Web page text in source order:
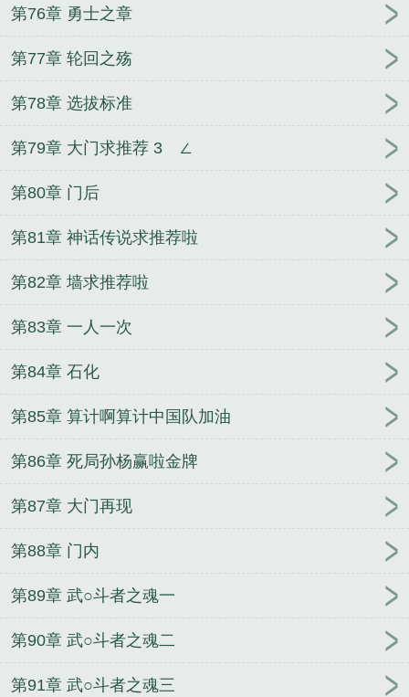
第76章 勇士之章
第77章 轮回之殇
第78章 选拔标准
第79章 大门求推荐 3ゝ∠
第80章 门后
第81章 神话传说求推荐啦
第82章 墙求推荐啦
第83章 一人一次
第84章 石化
第85章 算计啊算计中国队加油
第86章 死局孙杨赢啦金牌
第87章 大门再现
第88章 门内
第89章 武○斗者之魂一
第90章 武○斗者之魂二
第91章 武○斗者之魂三